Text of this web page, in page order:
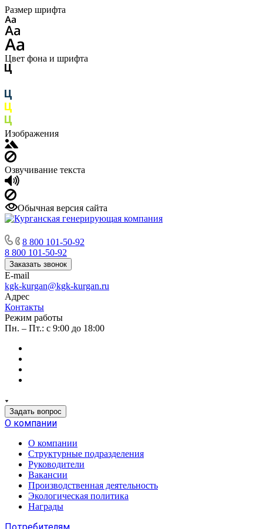
Размер шрифта
Цвет фона и шрифта
Изображения
Озвучивание текста
Обычная версия сайта
8 800 101-50-92
8 800 101-50-92
Заказать звонок
E-mail
kgk-kurgan@kgk-kurgan.ru
Адрес
Контакты
Режим работы
Пн. – Пт.: с 9:00 до 18:00
Задать вопрос
О компании
О компании
Структурные подразделения
Руководители
Вакансии
Производственная деятельность
Экологическая политика
Награды